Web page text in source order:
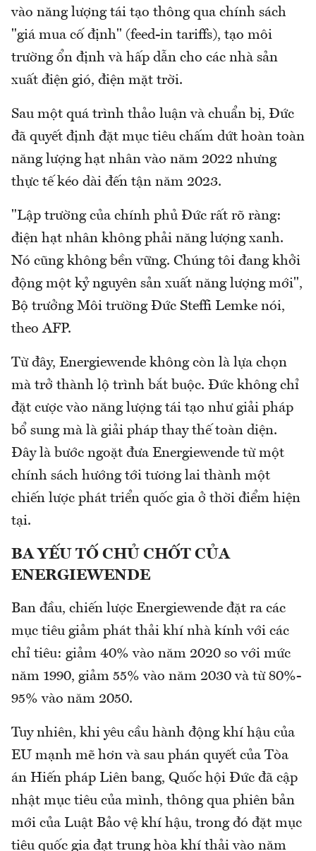
vào năng lượng tái tạo thông qua chính sách
"giá mua cố định" (feed-in tariffs), tạo môi
trường ổn định và hấp dẫn cho các nhà sản
xuất điện gió, điện mặt trời.
Sau một quá trình thảo luận và chuẩn bị, Đức
đã quyết định đặt mục tiêu chấm dứt hoàn toàn
năng lượng hạt nhân vào năm 2022 nhưng
thực tế kéo dài đến tận năm 2023.
"Lập trường của chính phủ Đức rất rõ ràng:
điện hạt nhân không phải năng lượng xanh.
Nó cũng không bền vững. Chúng tôi đang khởi
động một kỷ nguyên sản xuất năng lượng mới",
Bộ trưởng Môi trường Đức Steffi Lemke nói,
theo AFP.
Từ đây, Energiewende không còn là lựa chọn
mà trở thành lộ trình bắt buộc. Đức không chỉ
đặt cược vào năng lượng tái tạo như giải pháp
bổ sung mà là giải pháp thay thế toàn diện.
Đây là bước ngoặt đưa Energiewende từ một
chính sách hướng tới tương lai thành một
chiến lược phát triển quốc gia ở thời điểm hiện
tại.
BA YẾU TỐ CHỦ CHỐT CỦA
ENERGIEWENDE
Ban đầu, chiến lược Energiewende đặt ra các
mục tiêu giảm phát thải khí nhà kính với các
chỉ tiêu: giảm 40% vào năm 2020 so với mức
năm 1990, giảm 55% vào năm 2030 và từ 80%-
95% vào năm 2050.
Tuy nhiên, khi yêu cầu hành động khí hậu của
EU mạnh mẽ hơn và sau phán quyết của Tòa
án Hiến pháp Liên bang, Quốc hội Đức đã cập
nhật mục tiêu của mình, thông qua phiên bản
mới của Luật Bảo vệ khí hậu, trong đó đặt mục
tiêu quốc gia đạt trung hòa khí thải vào năm